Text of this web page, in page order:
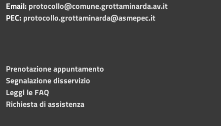
Email: protocollo@comune.grottaminarda.av.it
PEC: protocollo.grottaminarda@asmepec.it
Prenotazione appuntamento
Segnalazione disservizio
Leggi le FAQ
Richiesta di assistenza